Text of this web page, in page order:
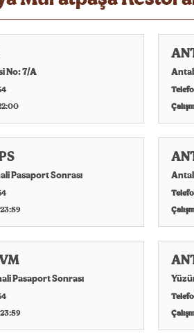
No: 7/A
Pasaport Sonrası
Pasaport Sonrası